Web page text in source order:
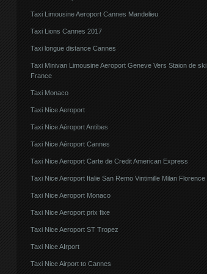
Taxi Limousine Aeroport Cannes Mandelieu
Taxi Lions Cannes 2017
Taxi longue distance Cannes
Taxi Minivan Limousine Aeroport Geneve Vers Staion de ski
France
Taxi Monaco
Taxi Nice Aeroport
Taxi Nice Aéroport Antibes
Taxi Nice Aéroport Cannes
Taxi Nice Aeroport Carte de Credit American Express
Taxi Nice Aeroport Italie San Remo Vintimille Milan Florence
Taxi Nice Aeroport Monaco
Taxi Nice Aeroport prix fixe
Taxi Nice Aeroport ST Tropez
Taxi Nice AIrport
Taxi Nice Airport to Cannes